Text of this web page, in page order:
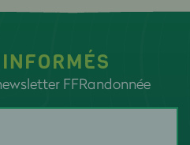
FFRandonnée